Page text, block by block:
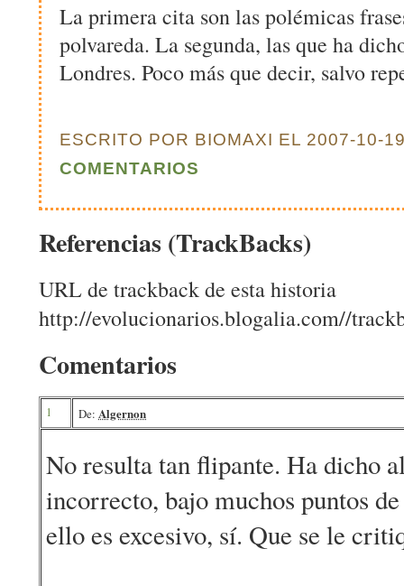
La primera cita son las polémicas
polvareda. La segunda, las que ha
Londres. Poco más que decir, salvo
ESCRITO POR BIOMAXI EL 2007-10-
COMENTARIOS
Referencias (TrackBacks)
URL de trackback de esta historia
http://evolucionarios.blogalia.com//
Comentarios
1 De: Algernon
No resulta tan flipante. Ha dicho
incorrecto, bajo muchos puntos
ello es excesivo, sí. Que se le